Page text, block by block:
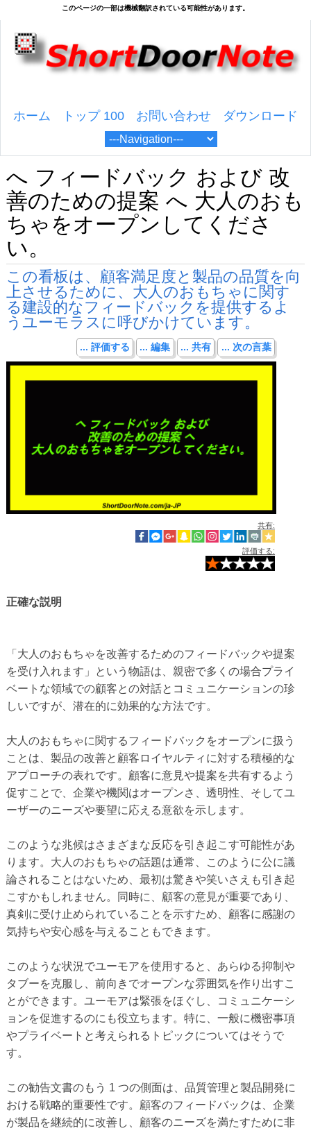
ホーム トップ 100 お問い合わせ ダウンロード
へ フィードバック および 改
善のための提案 へ 大人のおも
ちゃをオープンしてくださ
い。
この看板は、顧客満足度と製品の品質を向
上させるために、大人のおもちゃに関す
る建設的なフィードバックを提供するよ
うユーモラスに呼びかけています。
... 評価する ... 編集 ... 共有 ... 次の言葉
共有:
評価する:
正確な説明
「大人のおもちゃを改善するためのフィードバックや提案
を受け入れます」という物語は、親密で多くの場合プライ
ベートな領域での顧客との対話とコミュニケーションの珍
しいですが、潜在的に効果的な方法です。
大人のおもちゃに関するフィードバックをオープンに扱う
ことは、製品の改善と顧客ロイヤルティに対する積極的な
アプローチの表れです。顧客に意見や提案を共有するよう
促すことで、企業や機関はオープンさ、透明性、そしてユ
ーザーのニーズや要望に応える意欲を示します。
このような兆候はさまざまな反応を引き起こす可能性があ
ります。大人のおもちゃの話題は通常、このように公に議
論されることはないため、最初は驚きや笑いさえも引き起
こすかもしれません。同時に、顧客の意見が重要であり、
真剣に受け止められていることを示すため、顧客に感謝の
気持ちや安心感を与えることもできます。
このような状況でユーモアを使用すると、あらゆる抑制や
タブーを克服し、前向きでオープンな雰囲気を作り出すこ
とができます。ユーモアは緊張をほぐし、コミュニケーシ
ョンを促進するのにも役立ちます。特に、一般に機密事項
やプライベートと考えられるトピックについてはそうで
す。
この勧告文書のもう 1 つの側面は、品質管理と製品開発に
おける戦略的重要性です。顧客のフィードバックは、企業
が製品を継続的に改善し、顧客のニーズを満たすために非